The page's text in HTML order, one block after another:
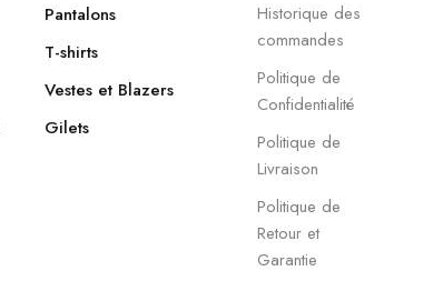
Pantalons
T-shirts
Vestes et Blazers
Gilets
Historique des
commandes
Politique de
Confidentialité
Politique de
Livraison
Politique de
Retour et
Garantie